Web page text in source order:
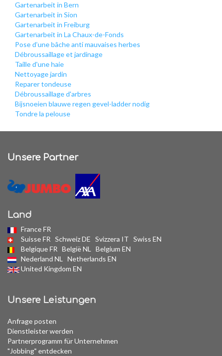
Gartenarbeit in Bern
Gartenarbeit in Sion
Gartenarbeit in Freiburg
Gartenarbeit in La Chaux-de-Fonds
Pose d’une bâche anti mauvaises herbes
Débroussaillage et jardinage
Taille d'une haie
Nettoyage jardin
Reparer tondeuse
Débroussaillage d'arbres
Bijsnoeien blauwe regen gevel-ladder nodig
Tondre la pelouse
Unsere Partner
Land
France FR
Suisse FR Schweiz DE Svizzera IT Swiss EN
Belgique FR België NL
Belgium EN
Nederland NL
Netherlands EN
United Kingdom EN
Unsere Leistungen
Anfrage posten
Dienstleister werden
Partnerprogramm für Unternehmen
"Jobbing" entdecken